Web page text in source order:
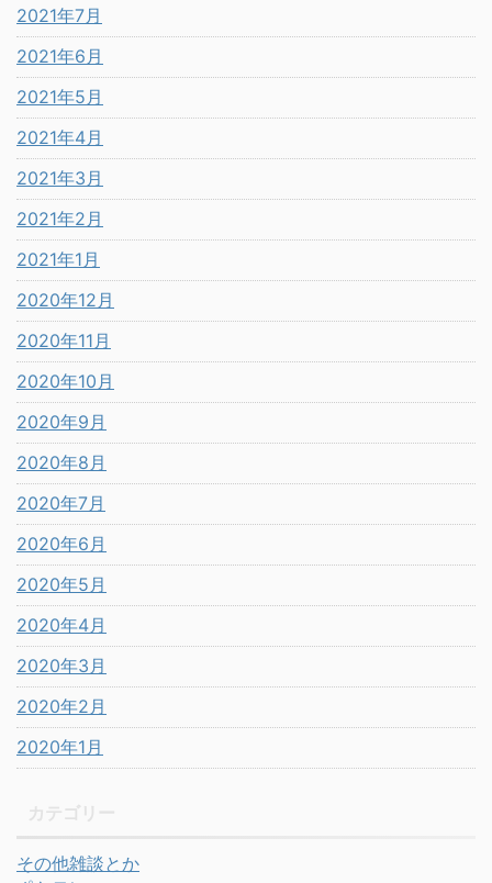
2021年7月
2021年6月
2021年5月
2021年4月
2021年3月
2021年2月
2021年1月
2020年12月
2020年11月
2020年10月
2020年9月
2020年8月
2020年7月
2020年6月
2020年5月
2020年4月
2020年3月
2020年2月
2020年1月
その他雑談とか